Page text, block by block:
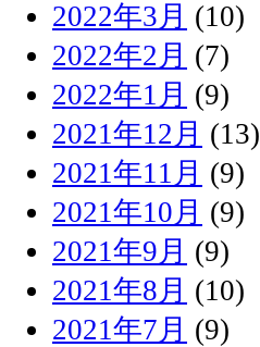
2022年3月 (10)
2022年2月 (7)
2022年1月 (9)
2021年12月 (13)
2021年11月 (9)
2021年10月 (9)
2021年9月 (9)
2021年8月 (10)
2021年7月 (9)